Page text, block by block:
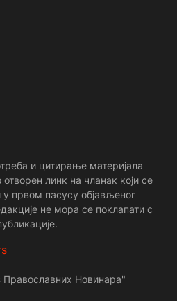
и цитирање материјала
линк на чланак који се
у првом пасусу објављеног
не мора се поклапати с
Новинара"